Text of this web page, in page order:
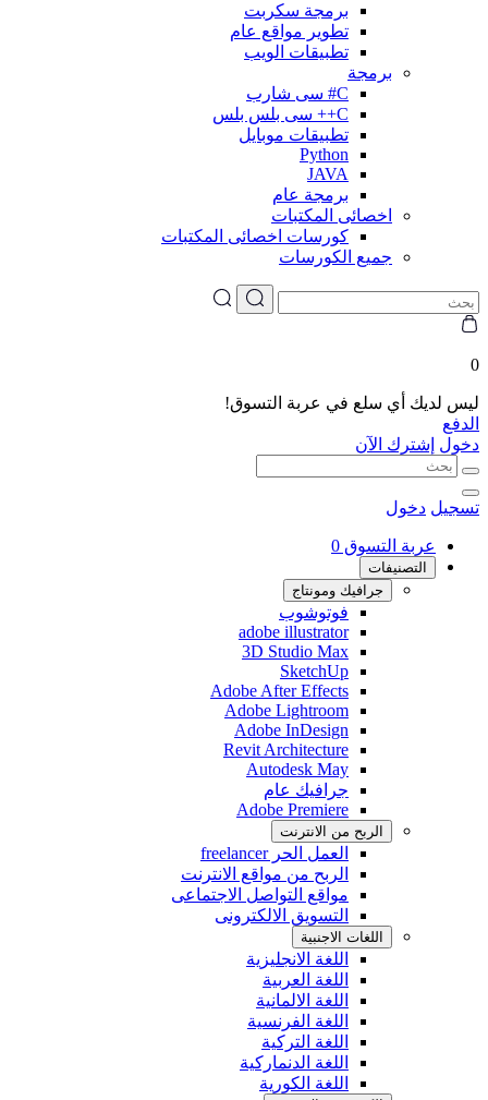
برمجة سكربت
تطوير مواقع عام
تطبيقات الويب
برمجة
C# سى شارب
C++ سى بلس بلس
تطبيقات موبايل
Python
JAVA
برمجة عام
اخصائى المكتبات
كورسات اخصائى المكتبات
جميع الكورسات
0
ليس لديك أي سلع في عربة التسوق!
الدفع
دخول إشترك الآن
تسجيل دخول
عربة التسوق 0
التصنيفات
جرافيك ومونتاج
فوتوشوب
adobe illustrator
3D Studio Max
SketchUp
Adobe After Effects
Adobe Lightroom
Adobe InDesign
Revit Architecture
Autodesk May
جرافيك عام
Adobe Premiere
الربح من اﻻنترنت
العمل الحر freelancer
الربح من مواقع الانترنت
مواقع التواصل اﻻجتماعى
التسويق اﻻلكترونى
اللغات اﻻجنبية
اللغة اﻻنجليزية
اللغة العربية
اللغة اﻻلمانية
اللغة الفرنسية
اللغة التركية
اللغة الدنماركية
اللغة الكورية